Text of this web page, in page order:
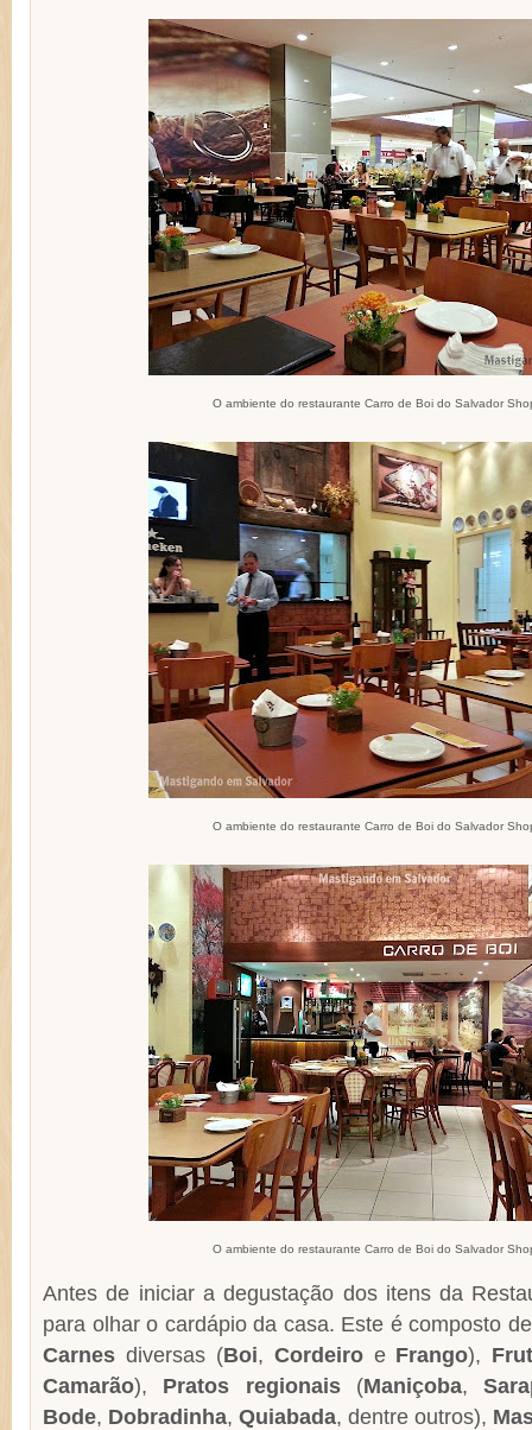
O ambiente do restaurante Carro de Boi do Salvador
O ambiente do restaurante Carro de Boi do Salvador
O ambiente do restaurante Carro de Boi do Salvador
Antes de iniciar a degustação dos itens da
para olhar o cardápio da casa. Este é composto
Carnes diversas (Boi, Cordeiroe Frango),
Camarão), Pratos regionais(Maniçoba,
Bode, Dobradinha, Quiabada, dentre outros),